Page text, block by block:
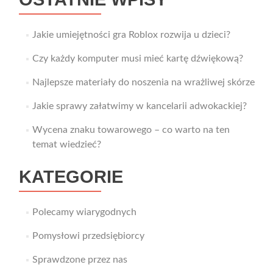
Jakie umiejętności gra Roblox rozwija u dzieci?
Czy każdy komputer musi mieć kartę dźwiękową?
Najlepsze materiały do noszenia na wrażliwej skórze
Jakie sprawy załatwimy w kancelarii adwokackiej?
Wycena znaku towarowego – co warto na ten
temat wiedzieć?
KATEGORIE
Polecamy wiarygodnych
Pomysłowi przedsiębiorcy
Sprawdzone przez nas